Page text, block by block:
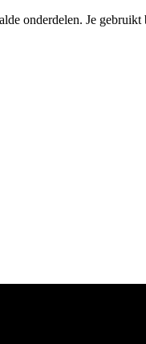
onderdelen. Je gebruikt